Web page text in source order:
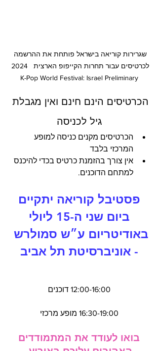
שגרירות קוריאה בישראל פותחת את ההרשמה
K-Pop World Festival: Israel Preliminary
הכרטיסים הינם חינם ואין מגבלת
גיל לכניסה
הכרטיסים מקנים כניסה למופע
המרכזי בלבד
אין צורך בהזמנת כרטיס בכדי להיכנס
למתחם הדוכנים.
פסטיבל קוריאה יתקיים
ביום שני ה-15 ליולי
באודיטריום ע״ש סמולרש
- אוניברסיטת תל אביב
12:00-16:00 דוכנים
16:30-19:00 מופע מרכזי
בואו לעודד את המתמודדים